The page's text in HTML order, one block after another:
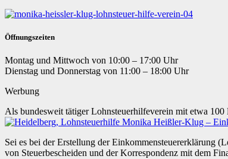
Öffnungszeiten
Montag und Mittwoch von 10:00 – 17:00 Uhr
Dienstag und Donnerstag von 11:00 – 18:00 Uhr
Werbung
Als bundesweit tätiger Lohnsteuerhilfeverein mit etwa 100
Sei es bei der Erstellung der Einkommensteuererklärung
von Steuerbescheiden und der Korrespondenz mit dem